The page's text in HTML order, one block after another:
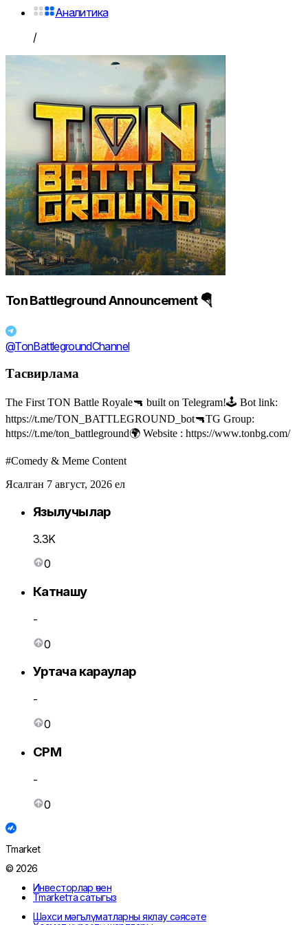
Аналитика
/
Ton Battleground Announcement 🪂
@TonBattlegroundChannel
Тасвирлама
The First TON Battle Royale🔫 built on Telegram!🕹️ Bot link:
https://t.me/TON_BATTLEGROUND_bot🔫TG Group:
https://t.me/ton_battleground🌍 Website : https://www.tonbg.com/
#Comedy & Meme Content
Ясалган 7 август, 2026 ел
Язылучылар
3.3K
0
Катнашу
-
0
Уртача караулар
-
0
CPM
-
0
Tmarket
© 2026
Инвесторлар өчен
Tmarketта сатыгыз
Шәхси мәгълүматларны яклау сәясәте